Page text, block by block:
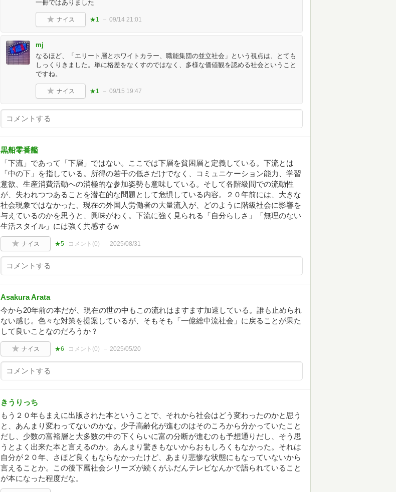
一冊ではありました
ナイス ★1 09/14 21:01
mj
なるほど、「エリート層とホワイトカラー、職能集団の並立社会」という視点は、とても
しっくりきました。単に格差をなくすのではなく、多様な価値観を認める社会ということ
ですね。
ナイス ★1 09/15 19:47
黒船零番艦
「下流」であって「下層」ではない。ここでは下層を貧困層と定義している。下流とは
「中の下」を指している。所得の若干の低さだけでなく、コミュニケーション能力、学習
意欲、生産消費活動への消極的な参加姿勢も意味している。そして各階級間での流動性
が、失われつつあることを潜在的な問題として危惧している内容。２０年前には、大きな
社会現象ではなかった、現在の外国人労働者の大量流入が、どのように階級社会に影響を
与えているのかを思うと、興味がわく。下流に強く見られる「自分らしさ」「無理のない
生活スタイル」には強く共感するw
ナイス ★5 コメント(0) 2025/08/31
Asakura Arata
今から20年前の本だが、現在の世の中もこの流れはますます加速している。誰も止められ
ない感じ。色々な対策を提案しているが、そもそも「一億総中流社会」に戻ることが果た
して良いことなのだろうか？
ナイス ★6 コメント(0) 2025/05/20
きうりっち
もう２０年もまえに出版された本ということで、それから社会はどう変わったのかと思う
と、あんまり変わってないのかな。少子高齢化が進むのはそのころから分かっていたこと
だし、少数の富裕層と大多数の中の下くらいに富の分断が進むのも予想通りだし、そう思
うとよく出来た本と言えるのか。あんまり驚きもないからおもしろくもなかった。それは
自分が２０年、さほど良くもならなかったけど、あまり悲惨な状態にもなっていないから
言えることか。この後下層社会シリーズが続くがふだんテレビなんかで語られていること
が本になった程度だな。